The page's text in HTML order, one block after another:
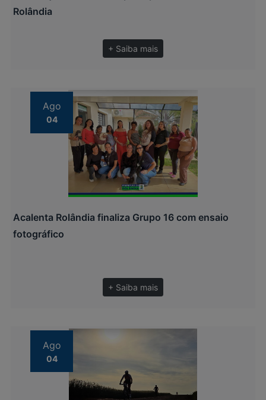
Rolândia
+ Saiba mais
Ago
04
Acalenta Rolândia finaliza Grupo 16 com ensaio
fotográfico
+ Saiba mais
Ago
04